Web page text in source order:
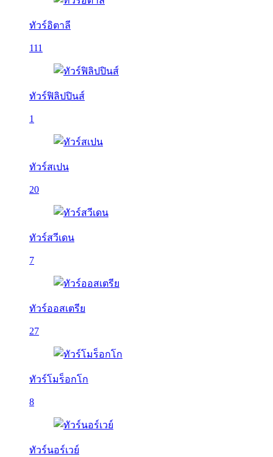
ทัวร์อิตาลี
111
ทัวร์ฟิลิปปินส์
1
ทัวร์สเปน
20
ทัวร์สวีเดน
7
ทัวร์ออสเตรีย
27
ทัวร์โมร็อกโก
8
ทัวร์นอร์เวย์